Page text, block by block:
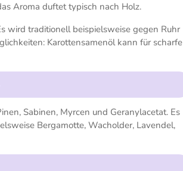
Aroma duftet typisch nach Holz.
wird traditionell beispielsweise gegen Ruhr
Karottensamenöl kann für scharfe
Sabinen, Myrcen und Geranylacetat. Es
Bergamotte, Wacholder, Lavendel,